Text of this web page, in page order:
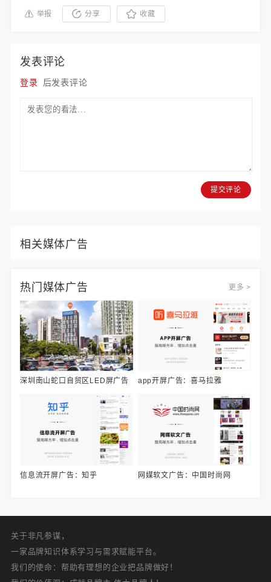
举报 分享 收藏
发表评论
登录 后发表评论
提交评论
相关媒体广告
热门媒体广告 更多 >
深圳南山蛇口自贸区LED屏广告 app开屏广告：喜马拉雅
信息流开屏广告：知乎 网媒软文广告：中国时尚网
关于非凡参谋，
一家品牌知识体系学习与需求赋能平台。
我们的使命：帮助有理想的企业把品牌做好！